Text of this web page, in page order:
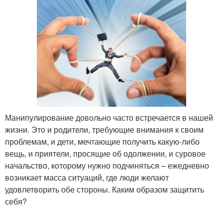
Манипулирование довольно часто встречается в нашей
жизни. Это и родители, требующие внимания к своим
проблемам, и дети, мечтающие получить какую-либо
вещь, и приятели, просящие об одолжении, и суровое
начальство, которому нужно подчиняться – ежедневно
возникает масса ситуаций, где люди желают
удовлетворить обе стороны. Каким образом защитить
себя?